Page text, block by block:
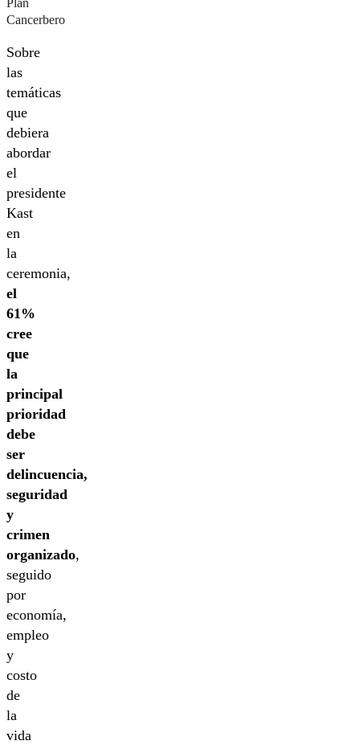
Plan
Cancerbero
Sobre
las
temáticas
que
debiera
abordar
el
presidente
Kast
en
la
ceremonia,
el
61%
cree
que
la
principal
prioridad
debe
ser
delincuencia,
seguridad
y
crimen
organizado,
seguido
por
economía,
empleo
y
costo
de
la
vida